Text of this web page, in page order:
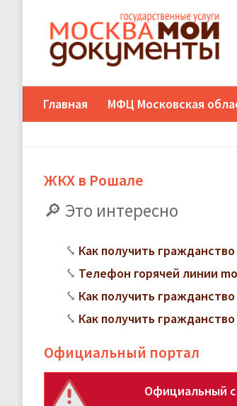
Главная МФЦ Московская
ЖКХ в Рошале
Это интересно
Как получить
Телефон горячей линии
Как получить
Как получить
Официальный портал
Официальный